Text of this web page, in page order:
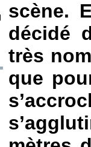
scène.
décidé
très
que